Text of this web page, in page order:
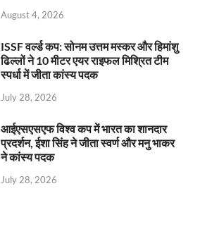
August 4, 2026
ISSF वर्ल्ड कप: सोनम उत्तम मस्कर और हिमांशु
ढिल्लों ने 10 मीटर एयर राइफल मिश्रित टीम
स्पर्धा में जीता कांस्य पदक
July 28, 2026
आईएसएसएफ विश्व कप में भारत का शानदार
प्रदर्शन, ईशा सिंह ने जीता स्वर्ण और मनु भाकर
ने कांस्य पदक
July 28, 2026